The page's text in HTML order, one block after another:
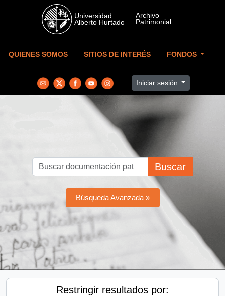
Skip to main content
QUIENES SOMOS SITIOS DE INTERÉS FONDOS
Iniciar sesión
Buscar
Búsqueda Avanzada »
Restringir resultados por: